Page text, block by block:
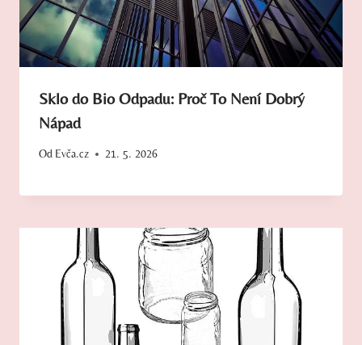
Sklo do Bio Odpadu: Proč To Není Dobrý
Nápad
Od Evča.cz 21. 5. 2026